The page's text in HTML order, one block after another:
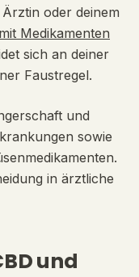
oder deinem
Medikamenten
sich an deiner
Faustregel.
und
sowie
in ärztliche
und